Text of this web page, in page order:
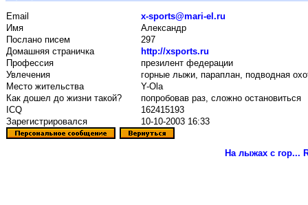
Email
x-sports@mari-el.ru
Имя
Александр
Послано писем
297
Домашняя страничка
http://xsports.ru
Профессия
презилент федерации
Увлечения
горные лыжи, параплан, подводная
Место жительства
Y-Ola
Как дошел до жизни такой?
попробовав раз, сложно остановиться
ICQ
162415193
Зарегистрировался
10-10-2003 16:33
На лыжах с гор...